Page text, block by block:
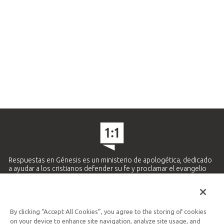
Respuestas en Génesis es un ministerio de apologética, dedicado
a ayudar a los cristianos defender su fe y proclamar el evangelio
Ministerio Hispano y Latinoamericano
By clicking “Accept All Cookies”, you agree to the storing of cookies
on your device to enhance site navigation, analyze site usage, and